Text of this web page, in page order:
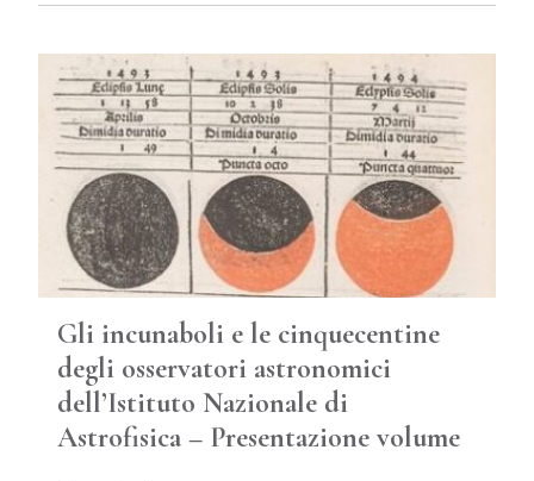
Gli incunaboli e le cinquecentine
degli osservatori astronomici
dell’Istituto Nazionale di
Astrofisica – Presentazione volume